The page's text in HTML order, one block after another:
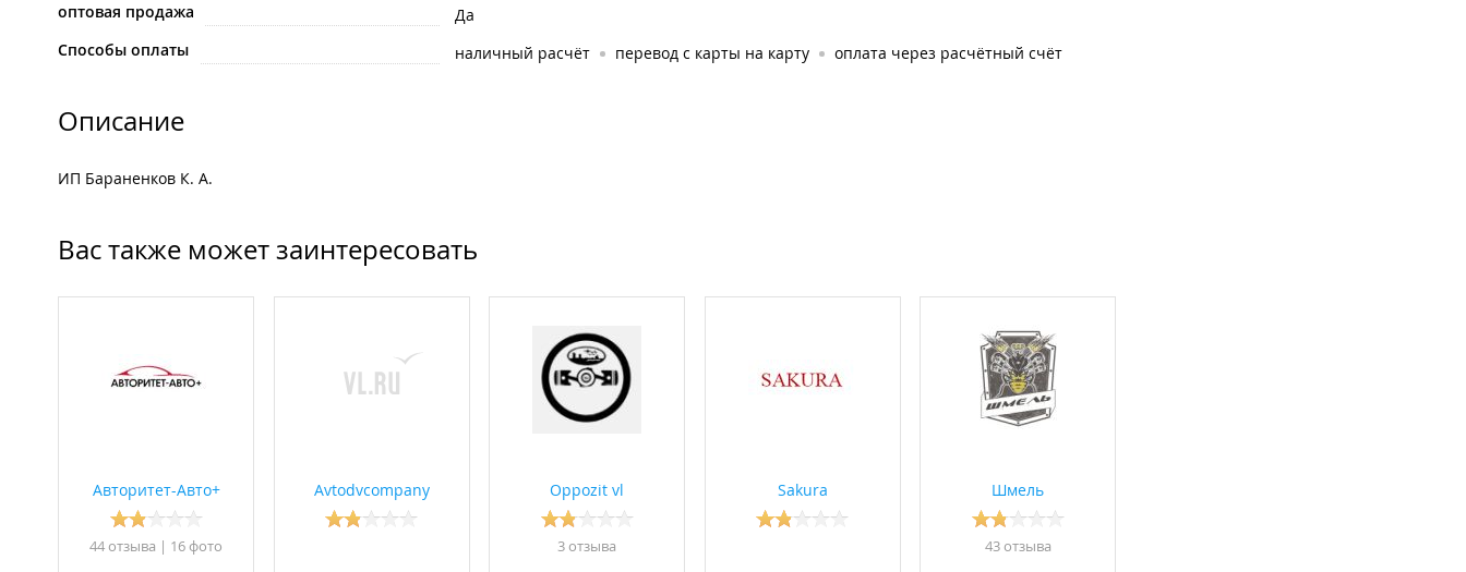
оптовая продажа
Да
Способы оплаты
наличный расчёт перевод с карты на карту оплата через расчётный счёт
Описание
ИП Бараненков К. А.
Вас также может заинтересовать
Авторитет-Авто+
44 отзывa | 16 фото
Avtodvcompany Oppozit vl
3 отзывa
Sakura Шмель
43 отзывa